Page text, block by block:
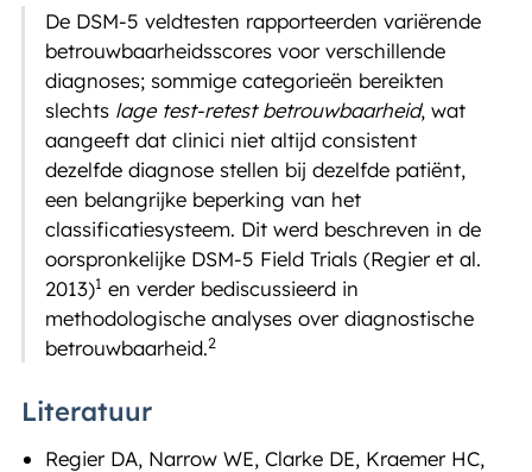
De DSM-5 veldtesten rapporteerden variërende
betrouwbaarheidsscores voor verschillende
diagnoses; sommige categorieën bereikten
slechts lage test-retest betrouwbaarheid, wat
aangeeft dat clinici niet altijd consistent
dezelfde diagnose stellen bij dezelfde patiënt,
een belangrijke beperking van het
classificatiesysteem. Dit werd beschreven in de
oorspronkelijke DSM-5 Field Trials (Regier et al.
2013)1 en verder bediscussieerd in
methodologische analyses over diagnostische
betrouwbaarheid.2
Literatuur
Regier DA, Narrow WE, Clarke DE, Kraemer HC,